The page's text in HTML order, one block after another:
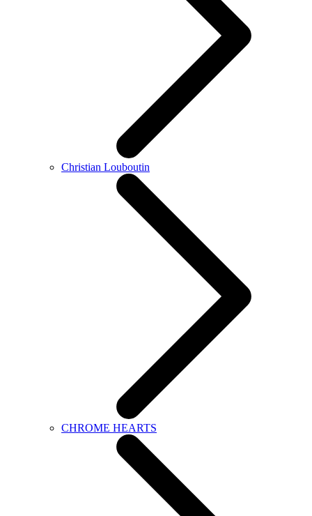
Christian Louboutin
CHROME HEARTS